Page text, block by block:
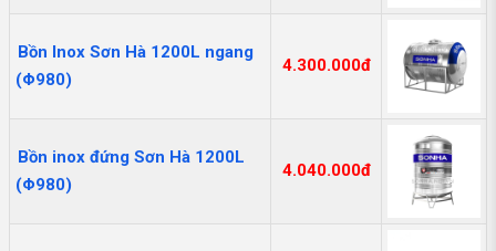
Bồn Inox Sơn Hà 1200L ngang
(Φ980)
4.300.000đ
Bồn inox đứng Sơn Hà 1200L
(Φ980)
4.040.000đ